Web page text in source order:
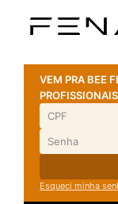
VEM PRA BEE
Esqueci minha